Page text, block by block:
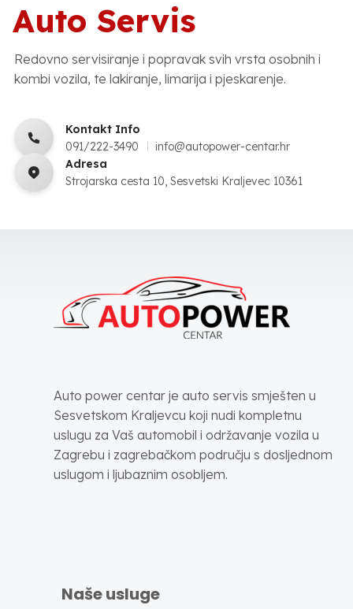
Auto Servis
Redovno servisiranje i popravak svih vrsta osobnih i
kombi vozila, te lakiranje, limarija i pjeskarenje.
Kontakt Info
091/222-3490
info@autopower-centar.hr
Adresa
Strojarska cesta 10, Sesvetski Kraljevec 10361
Auto power centar je auto servis smješten u
Sesvetskom Kraljevcu koji nudi kompletnu
uslugu za Vaš automobil i održavanje vozila u
Zagrebu i zagrebačkom području s dosljednom
uslugom i ljubaznim osobljem.
Naše usluge